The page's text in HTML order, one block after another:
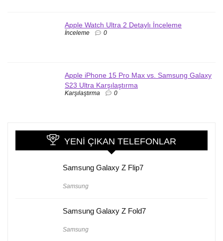
Apple Watch Ultra 2 Detaylı İnceleme
İnceleme 0
Apple iPhone 15 Pro Max vs. Samsung Galaxy
S23 Ultra Karşılaştırma
Karşılaştırma 0
YENI ÇIKAN TELEFONLAR
Samsung Galaxy Z Flip7
Samsung
Samsung Galaxy Z Fold7
Samsung